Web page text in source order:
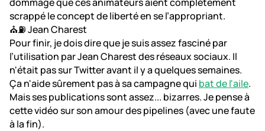
scrappé le concept de liberté en se l’appropriant.
⛪⛽ Jean Charest
Pour finir, je dois dire que je suis assez fasciné par
l’utilisation par Jean Charest des réseaux sociaux. Il
n'était pas sur Twitter avant il y a quelques semaines.
Ça n'aide sûrement pas à sa campagne qui bat de l'aile.
Mais ses publications sont assez... bizarres. Je pense à
cette vidéo sur son amour des pipelines (avec une faute
à la fin).